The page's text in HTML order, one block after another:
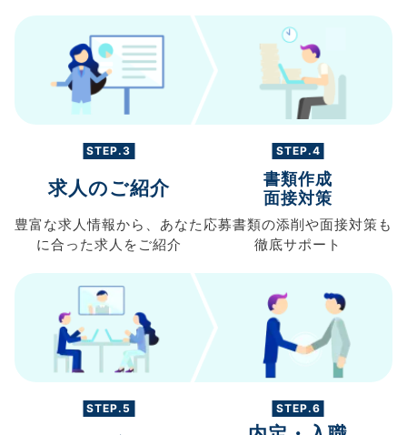
STEP.3
求人のご紹介
豊富な求人情報から、 あなた
に合った求人を ご紹介
STEP.4
書類作成
面接対策
応募書類の添削や面接対策も
徹底サポート
STEP.5 STEP.6